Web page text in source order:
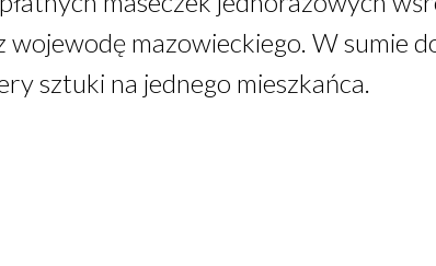
wojewodę mazowieckiego. W sumie
sztuki na jednego mieszkańca.